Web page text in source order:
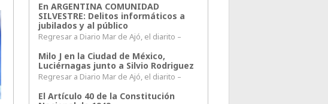
En ARGENTINA COMUNIDAD
SILVESTRE: Delitos informáticos a
jubilados y al público
Regresar a Diario Mar de Ajó, el diarito –
Milo J en la Ciudad de México,
Luciérnagas junto a Silvio Rodriguez
Regresar a Diario Mar de Ajó, el diarito –
El Artículo 40 de la Constitución